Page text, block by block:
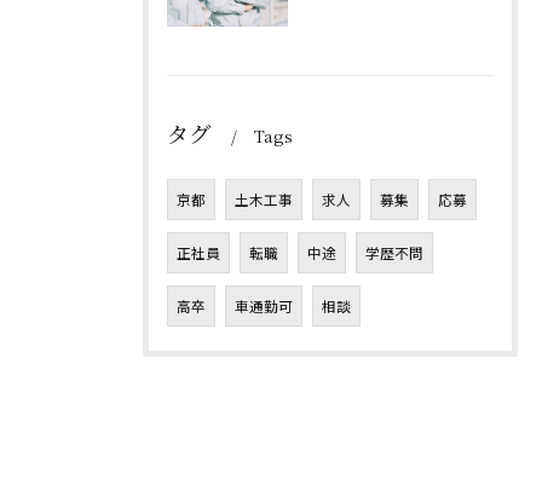
タグ Tags
京都 土木工事 求人 募集 応募
正社員 転職 中途 学歴不問
高卒 車通勤可 相談